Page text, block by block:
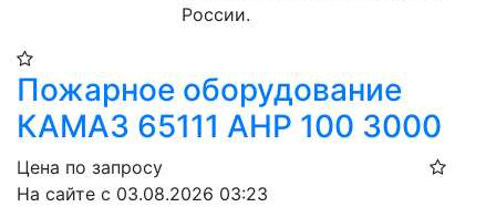
России.
Пожарное оборудование
КАМАЗ 65111 АНР 100 3000
Цена по запросу
На сайте с 03.08.2026 03:23